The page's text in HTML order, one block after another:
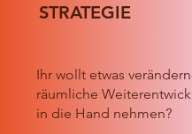
STRATEGIE
Ihr wollt etwas
räumliche
in die Hand nehmen?